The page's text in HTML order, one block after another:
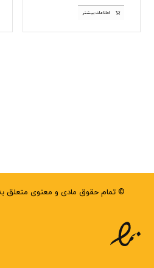
اطلاعات بیشتر
© تمام حقوق مادی و معنوی متعلق